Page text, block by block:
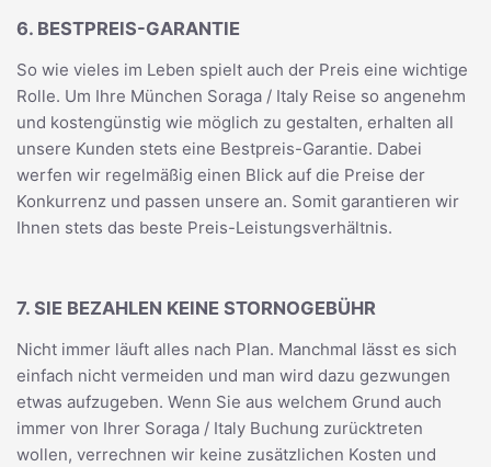
6. BESTPREIS-GARANTIE
So wie vieles im Leben spielt auch der Preis eine wichtige
Rolle. Um Ihre München Soraga / Italy Reise so angenehm
und kostengünstig wie möglich zu gestalten, erhalten all
unsere Kunden stets eine Bestpreis-Garantie. Dabei
werfen wir regelmäßig einen Blick auf die Preise der
Konkurrenz und passen unsere an. Somit garantieren wir
Ihnen stets das beste Preis-Leistungsverhältnis.
7. SIE BEZAHLEN KEINE STORNOGEBÜHR
Nicht immer läuft alles nach Plan. Manchmal lässt es sich
einfach nicht vermeiden und man wird dazu gezwungen
etwas aufzugeben. Wenn Sie aus welchem Grund auch
immer von Ihrer Soraga / Italy Buchung zurücktreten
wollen, verrechnen wir keine zusätzlichen Kosten und